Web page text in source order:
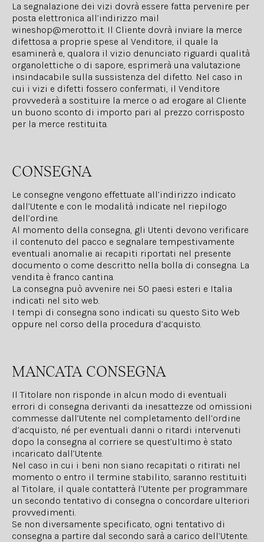
La segnalazione dei vizi dovrà essere fatta pervenire per
posta elettronica all’indirizzo mail
wineshop@merotto.it. Il Cliente dovrà inviare la merce
difettosa a proprie spese al Venditore, il quale la
esaminerà e, qualora il vizio denunciato riguardi qualità
organolettiche o di sapore, esprimerà una valutazione
insindacabile sulla sussistenza del difetto. Nel caso in
cui i vizi e difetti fossero confermati, il Venditore
provvederà a sostituire la merce o ad erogare al Cliente
un buono sconto di importo pari al prezzo corrisposto
per la merce restituita.
CONSEGNA
Le consegne vengono effettuate all’indirizzo indicato
dall’Utente e con le modalità indicate nel riepilogo
dell’ordine.
Al momento della consegna, gli Utenti devono verificare
il contenuto del pacco e segnalare tempestivamente
eventuali anomalie ai recapiti riportati nel presente
documento o come descritto nella bolla di consegna. La
vendita è franco cantina.
La consegna può avvenire nei 50 paesi esteri e Italia
indicati nel sito web.
I tempi di consegna sono indicati su questo Sito Web
oppure nel corso della procedura d’acquisto.
MANCATA CONSEGNA
Il Titolare non risponde in alcun modo di eventuali
errori di consegna derivanti da inesattezze od omissioni
commesse dall’Utente nel completamento dell’ordine
d’acquisto, né per eventuali danni o ritardi intervenuti
dopo la consegna al corriere se quest’ultimo è stato
incaricato dall’Utente.
Nel caso in cui i beni non siano recapitati o ritirati nel
momento o entro il termine stabilito, saranno restituiti
al Titolare, il quale contatterà l’Utente per programmare
un secondo tentativo di consegna o concordare ulteriori
provvedimenti.
Se non diversamente specificato, ogni tentativo di
consegna a partire dal secondo sarà a carico dell’Utente.